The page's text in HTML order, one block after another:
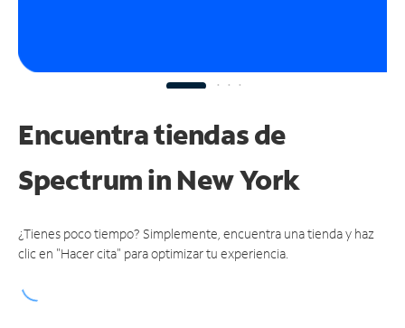
Encuentra tiendas de
Spectrumin New York
¿Tienes poco tiempo? Simplemente, encuentra una tienda y haz
clic en "Hacer cita" para optimizar tu experiencia.